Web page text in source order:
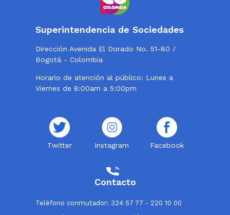
Superintendencia de Sociedades
Dirección Avenida El Dorado No. 51-80 /
Bogotá - Colombia
Horario de atención al público: Lunes a
Viernes de 8:00am a 5:00pm
Twitter Instagram Facebook
Contacto
Teléfono conmutador: 324 57 77 - 220 10 00